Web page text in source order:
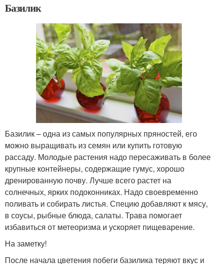
Базилик
Базилик – одна из самых популярных пряностей, его
можно выращивать из семян или купить готовую
рассаду. Молодые растения надо пересаживать в более
крупные контейнеры, содержащие гумус, хорошо
дренированную почву. Лучше всего растет на
солнечных, ярких подоконниках. Надо своевременно
поливать и собирать листья. Специю добавляют к мясу,
в соусы, рыбные блюда, салаты. Трава помогает
избавиться от метеоризма и ускоряет пищеварение.
На заметку!
После начала цветения побеги базилика теряют вкус и